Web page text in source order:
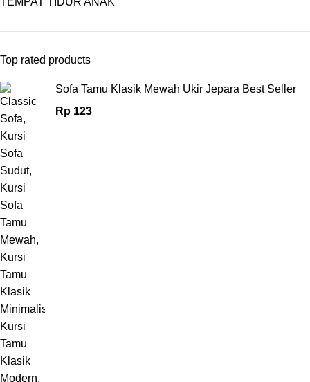
Top rated products
Sofa Tamu Klasik Mewah Ukir Jepara Best Seller
Rp 123